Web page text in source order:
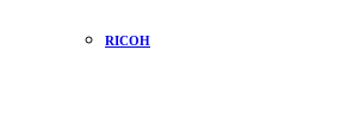
RICOH